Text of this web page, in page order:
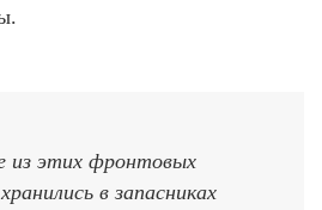
из этих фронтовых
в запасниках